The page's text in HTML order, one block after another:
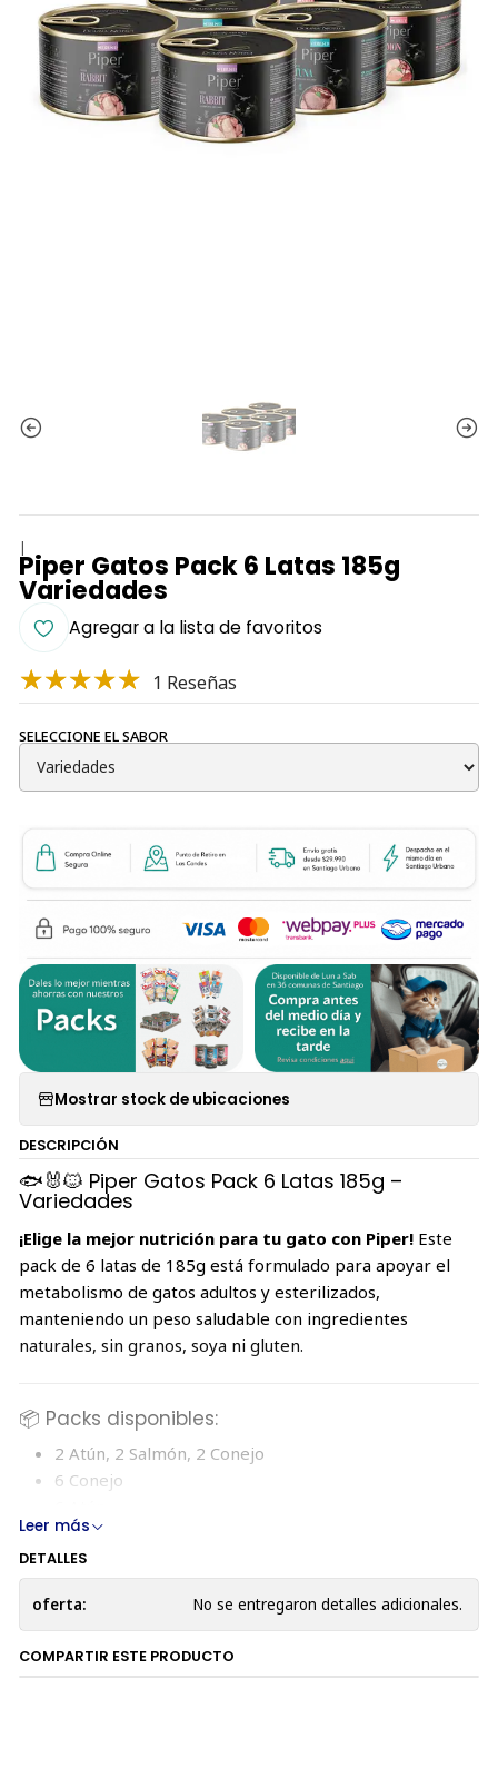
|
Piper Gatos Pack 6 Latas 185g
Variedades
Agregar a la lista de favoritos
1 Reseñas
SELECCIONE EL SABOR
Mostrar stock de ubicaciones
DESCRIPCIÓN
🐟🐰🐱 Piper Gatos Pack 6 Latas 185g –
Variedades
¡Elige la mejor nutrición para tu gato con Piper!Este
pack de 6 latas de 185g está formulado para apoyar el
metabolismo de gatos adultos y esterilizados,
manteniendo un peso saludable con ingredientes
naturales, sin granos, soya ni gluten.
📦 Packs disponibles:
2 Atún, 2 Salmón, 2 Conejo
6 Conejo
6 Salmón
🐟 Piper Cat Sterilized Atún 185g
alta calidad con bajo contenido graso. El atún es fuente
Leer más
DETALLES
oferta: No se entregaron detalles adicionales.
COMPARTIR ESTE PRODUCTO